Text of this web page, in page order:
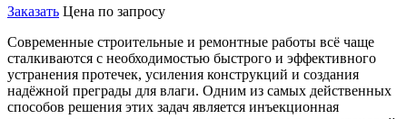
Заказать Цена по запросу
Современные строительные и ремонтные работы всё чаще
сталкиваются с необходимостью быстрого и эффективного
устранения протечек, усиления конструкций и создания
надёжной преграды для влаги. Одним из самых действенных
способов решения этих задач является инъекционная